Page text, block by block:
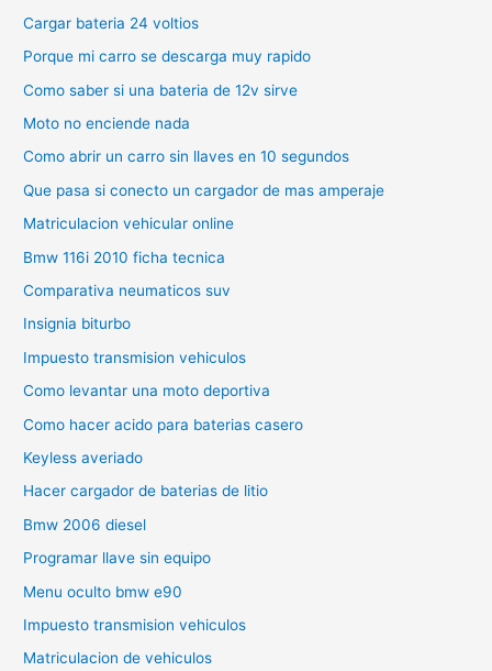
Cargar bateria 24 voltios
Porque mi carro se descarga muy rapido
Como saber si una bateria de 12v sirve
Moto no enciende nada
Como abrir un carro sin llaves en 10 segundos
Que pasa si conecto un cargador de mas amperaje
Matriculacion vehicular online
Bmw 116i 2010 ficha tecnica
Comparativa neumaticos suv
Insignia biturbo
Impuesto transmision vehiculos
Como levantar una moto deportiva
Como hacer acido para baterias casero
Keyless averiado
Hacer cargador de baterias de litio
Bmw 2006 diesel
Programar llave sin equipo
Menu oculto bmw e90
Impuesto transmision vehiculos
Matriculacion de vehiculos